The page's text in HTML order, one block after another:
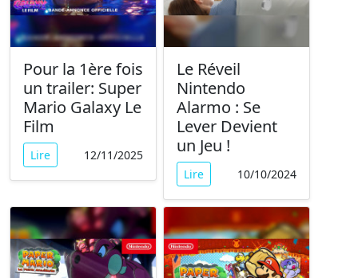
Pour la 1ère fois
un trailer: Super
Mario Galaxy Le
Film
Lire 12/11/2025
Le Réveil
Nintendo
Alarmo : Se
Lever Devient
un Jeu !
Lire 10/10/2024